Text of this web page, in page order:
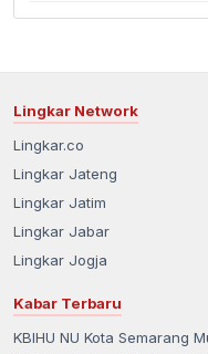
Lingkar Network
Lingkar.co
Lingkar Jateng
Lingkar Jatim
Lingkar Jabar
Lingkar Jogja
Kabar Terbaru
KBIHU NU Kota Semarang